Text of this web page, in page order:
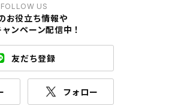
FOLLOW US
お役立ち情報や
ンペーン配信中！
友だち登録
フォロー